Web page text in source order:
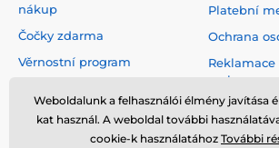
nákup
Čočky zdarma
Věrnostní program
Virtuální zrcadlo
Platební
Ochrana
smlouvy
Weboldalunk a felhasználói élmény javítása
kat használ. A weboldal további
cookie-k használatához További